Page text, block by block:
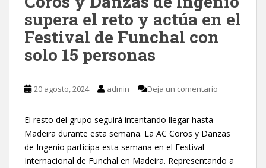
supera el reto y actúa en el
Festival de Funchal con
solo 15 personas
20 agosto, 2024 admin Deja un comentario
El resto del grupo seguirá intentando llegar hasta
Madeira durante esta semana. La AC Coros y Danzas
de Ingenio participa esta semana en el Festival
Internacional de Funchal en Madeira. Representando a